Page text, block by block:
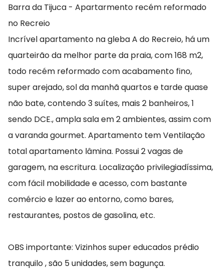
Barra da Tijuca - Apartarmento recém reformado
no Recreio
Incrível apartamento na gleba A do Recreio, há um
quarteirão da melhor parte da praia, com 168 m2,
todo recém reformado com acabamento fino,
super arejado, sol da manhã quartos e tarde quase
não bate, contendo 3 suítes, mais 2 banheiros, 1
sendo DCE., ampla sala em 2 ambientes, assim com
a varanda gourmet. Apartamento tem Ventilação
total apartamento lâmina. Possui 2 vagas de
garagem, na escritura. Localização privilegiadíssima,
com fácil mobilidade e acesso, com bastante
comércio e lazer ao entorno, como bares,
restaurantes, postos de gasolina, etc.
OBS importante: Vizinhos super educados prédio
tranquilo , são 5 unidades, sem bagunça.